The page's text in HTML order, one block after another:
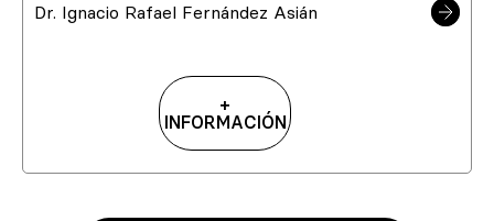
Dr. Ignacio Rafael Fernández Asián
+
INFORMACIÓN